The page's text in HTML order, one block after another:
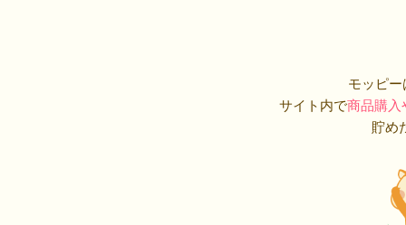
モッピ
サイト内で商品購入
貯め